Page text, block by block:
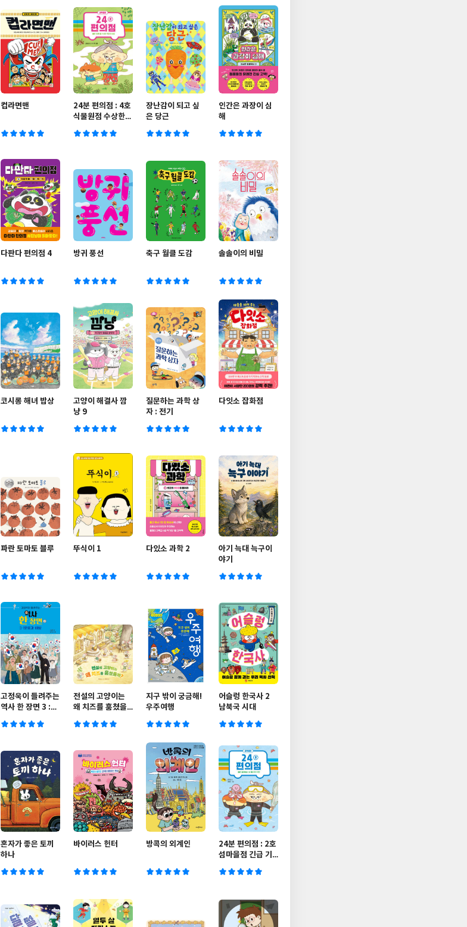
컵라면맨
24분 편의점 : 4호
식물원점 수상한
장난감이 되고 싶
은 당근
인간은 과장이 심
해
다판다 편의점 4 방귀 풍선 축구 월클 도감 솔솔이의 비밀
코시롱 해녀 밥상
고양이 해결사 깜
냥 9
질문하는 과학 상
자 : 전기
다잇소 잡화점
파란 토마토 블루 뚜식이 1 다있소 과학 2
아기 늑대 늑구이
야기
고정욱이 들려주는
역사 한 장면 3 :
전설의 고양이는
왜 치즈를 훔쳤을
지구 밖이 궁금해!
우주여행
어슬렁 한국사 2
남북국 시대
혼자가 좋은 토끼
하나
바이러스 헌터 방콕의 외계인
24분 편의점 : 2호
섬마을점 긴급 기